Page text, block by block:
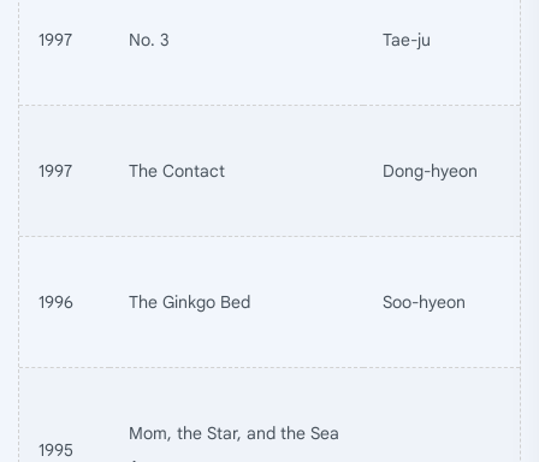
1997 No. 3 Tae-ju
1997 The Contact Dong-hyeon
1996 The Ginkgo Bed Soo-hyeon
1995
Mom, the Star, and the Sea